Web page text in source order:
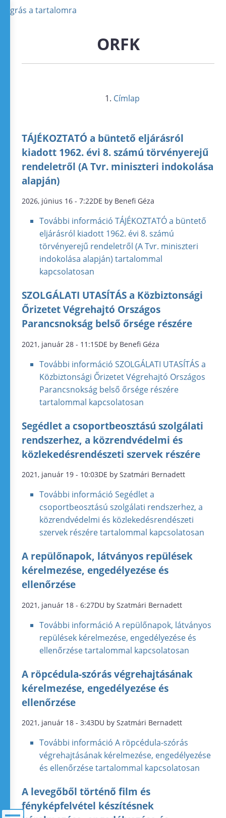
Ugrás a tartalomra
ORFK
Címlap
TÁJÉKOZTATÓ a büntető eljárásról
kiadott 1962. évi 8. számú törvényerejű
rendeletről (A Tvr. miniszteri indokolása
alapján)
2026, június 16 - 7:22DE by Benefi Géza
További információ TÁJÉKOZTATÓ a büntető
eljárásról kiadott 1962. évi 8. számú
törvényerejű rendeletről (A Tvr. miniszteri
indokolása alapján) tartalommal
kapcsolatosan
SZOLGÁLATI UTASÍTÁS a Közbiztonsági
Őrizetet Végrehajtó Országos
Parancsnokság belső őrsége részére
2021, január 28 - 11:15DE by Benefi Géza
További információ SZOLGÁLATI UTASÍTÁS a
Közbiztonsági Őrizetet Végrehajtó Országos
Parancsnokság belső őrsége részére
tartalommal kapcsolatosan
Segédlet a csoportbeosztású szolgálati
rendszerhez, a közrendvédelmi és
közlekedésrendészeti szervek részére
2021, január 19 - 10:03DE by Szatmári Bernadett
További információ Segédlet a
csoportbeosztású szolgálati rendszerhez, a
közrendvédelmi és közlekedésrendészeti
szervek részére tartalommal kapcsolatosan
A repülőnapok, látványos repülések
kérelmezése, engedélyezése és
ellenőrzése
2021, január 18 - 6:27DU by Szatmári Bernadett
További információ A repülőnapok, látványos
repülések kérelmezése, engedélyezése és
ellenőrzése tartalommal kapcsolatosan
A röpcédula-szórás végrehajtásának
kérelmezése, engedélyezése és
ellenőrzése
2021, január 18 - 3:43DU by Szatmári Bernadett
További információ A röpcédula-szórás
végrehajtásának kérelmezése, engedélyezése
és ellenőrzése tartalommal kapcsolatosan
A levegőből történő film és
fényképfelvétel készítésnek